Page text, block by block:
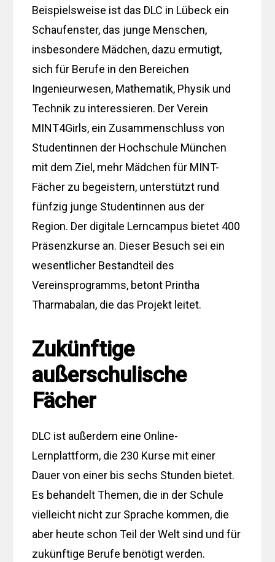
Beispielsweise ist das DLC in Lübeck ein
Schaufenster, das junge Menschen,
insbesondere Mädchen, dazu ermutigt,
sich für Berufe in den Bereichen
Ingenieurwesen, Mathematik, Physik und
Technik zu interessieren. Der Verein
MINT4Girls, ein Zusammenschluss von
Studentinnen der Hochschule München
mit dem Ziel, mehr Mädchen für MINT-
Fächer zu begeistern, unterstützt rund
fünfzig junge Studentinnen aus der
Region. Der digitale Lerncampus bietet 400
Präsenzkurse an. Dieser Besuch sei ein
wesentlicher Bestandteil des
Vereinsprogramms, betont Printha
Tharmabalan, die das Projekt leitet.
Zukünftige
außerschulische
Fächer
DLC ist außerdem eine Online-
Lernplattform, die 230 Kurse mit einer
Dauer von einer bis sechs Stunden bietet.
Es behandelt Themen, die in der Schule
vielleicht nicht zur Sprache kommen, die
aber heute schon Teil der Welt sind und für
zukünftige Berufe benötigt werden.